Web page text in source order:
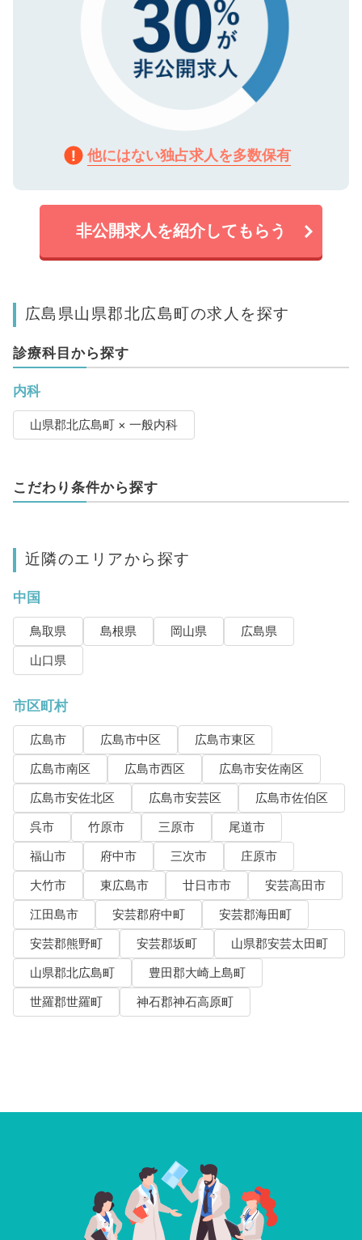
他にはない独占求人を多数保有
非公開求人を紹介してもらう
広島県山県郡北広島町の求人を探す
診療科目から探す
内科
山県郡北広島町 × 一般内科
こだわり条件から探す
近隣のエリアから探す
中国
鳥取県 島根県 岡山県
広島県
山口県
市区町村
広島市 広島市中区
広島市東区
広島市南区
広島市西区
広島市安佐南区
広島市安佐北区
広島市安芸区
広島市佐伯区
呉市
竹原市 三原市
尾道市
福山市
府中市 三次市
庄原市
大竹市
東広島市 廿日市市
安芸高田市
江田島市
安芸郡府中町
安芸郡海田町
安芸郡熊野町
安芸郡坂町
山県郡安芸太田町
山県郡北広島町
豊田郡大崎上島町
世羅郡世羅町
神石郡神石高原町